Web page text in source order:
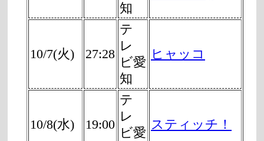
知
10/7(火) 27:28
テ
レ
ビ愛
知
ヒャッコ
10/8(水) 19:00
テ
レ
ビ愛
スティッチ！